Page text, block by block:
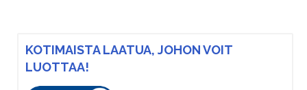
KOTIMAISTA LAATUA, JOHON VOIT
LUOTTAA!